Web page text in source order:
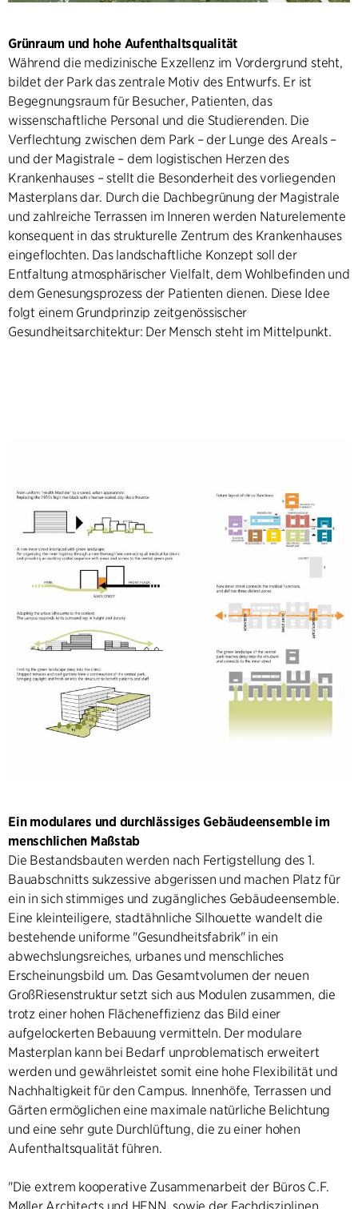
Grünraum und hohe Aufenthaltsqualität
Während die medizinische Exzellenz im Vordergrund steht,
bildet der Park das zentrale Motiv des Entwurfs. Er ist
Begegnungsraum für Besucher, Patienten, das
wissenschaftliche Personal und die Studierenden. Die
Verflechtung zwischen dem Park – der Lunge des Areals –
und der Magistrale – dem logistischen Herzen des
Krankenhauses – stellt die Besonderheit des vorliegenden
Masterplans dar. Durch die Dachbegrünung der Magistrale
und zahlreiche Terrassen im Inneren werden Naturelemente
konsequent in das strukturelle Zentrum des Krankenhauses
eingeflochten. Das landschaftliche Konzept soll der
Entfaltung atmosphärischer Vielfalt, dem Wohlbefinden und
dem Genesungsprozess der Patienten dienen. Diese Idee
folgt einem Grundprinzip zeitgenössischer
Gesundheitsarchitektur: Der Mensch steht im Mittelpunkt.
Ein modulares und durchlässiges Gebäudeensemble im
menschlichen Maßstab
Die Bestandsbauten werden nach Fertigstellung des 1.
Bauabschnitts sukzessive abgerissen und machen Platz für
ein in sich stimmiges und zugängliches Gebäudeensemble.
Eine kleinteiligere, stadtähnliche Silhouette wandelt die
bestehende uniforme "Gesundheitsfabrik" in ein
abwechslungsreiches, urbanes und menschliches
Erscheinungsbild um. Das Gesamtvolumen der neuen
GroßRiesenstruktur setzt sich aus Modulen zusammen, die
trotz einer hohen Flächeneffizienz das Bild einer
aufgelockerten Bebauung vermitteln. Der modulare
Masterplan kann bei Bedarf unproblematisch erweitert
werden und gewährleistet somit eine hohe Flexibilität und
Nachhaltigkeit für den Campus. Innenhöfe, Terrassen und
Gärten ermöglichen eine maximale natürliche Belichtung
und eine sehr gute Durchlüftung, die zu einer hohen
Aufenthaltsqualität führen.
"Die extrem kooperative Zusammenarbeit der Büros C.F.
Møller Architects und HENN, sowie der Fachdisziplinen,